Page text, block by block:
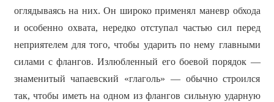
оглядываясь на них. Он широко применял маневр обхода
и особенно охвата, нередко отступал частью сил перед
неприятелем для того, чтобы ударить по нему главными
силами с флангов. Излюбленный его боевой порядок —
знаменитый чапаевский «глаголь» — обычно строился
так, чтобы иметь на одном из флангов сильную ударную